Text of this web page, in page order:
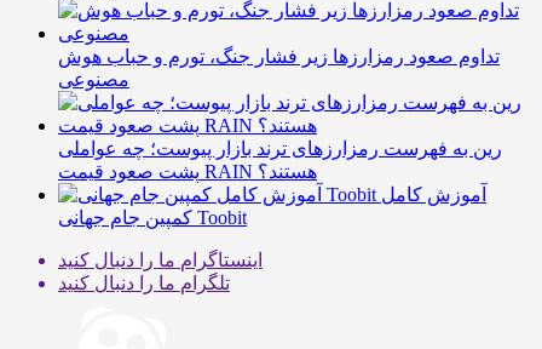
تداوم صعود رمزارزها زیر فشار جنگ، تورم و حباب هوش
مصنوعی
رین به فهرست رمزارزهای ترند بازار پیوست؛ چه عواملی
پشت صعود قیمت RAIN هستند؟
آموزش کامل
کمپین جام جهانی Toobit
اینستاگرام ما را دنبال کنید
تلگرام ما را دنبال کنید